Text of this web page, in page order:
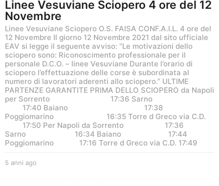
Linee Vesuviane Sciopero 4 ore del 12
Novembre
Linee Vesuviane Sciopero O.S. FAISA CONF.A.I.L. 4 ore del
12 Novembre Il giorno 12 Novembre 2021 dal sito ufficiale
EAV si legge il seguente avviso: “Le motivazioni dello
sciopero sono: Riconoscimento professionale per il
personale D.C.O. – linee Vesuviane Durante l’orario di
sciopero l’effettuazione delle corse è subordinata al
numero di lavoratori aderenti allo sciopero.” ULTIME
PARTENZE GARANTITE PRIMA DELLO SCIOPERO da Napoli
per Sorrento 17:36 Sarno
17:40 Baiano 17:38
Poggiomarino 16:35 Torre d Greco via C.D.
17:50 Per Napoli da Sorrento 17:36
Sarno 16:34 Baiano 17:44
Poggiomarino 17:16 Torre d Greco via C.D. 17:49
5 anni ago